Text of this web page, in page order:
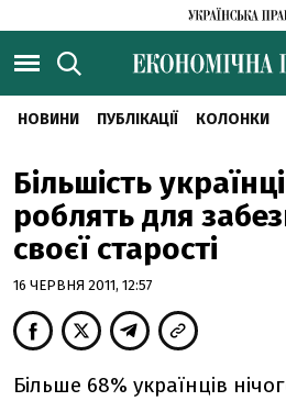
НОВИНИ ПУБЛІКАЦІЇ КОЛОНКИ
Більшість
роблять для
своєї старості
16 ЧЕРВНЯ 2011, 12:57
Більше 68% українців